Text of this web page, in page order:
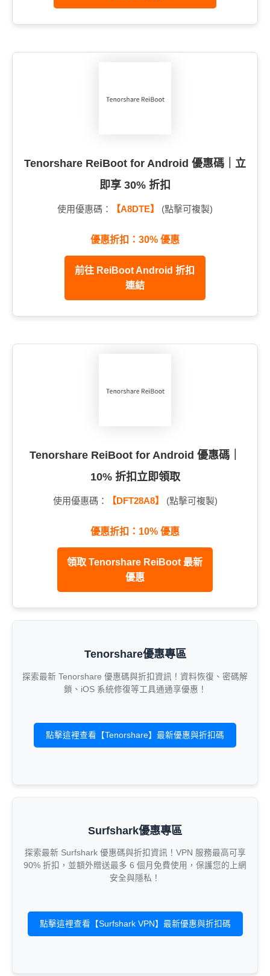
Tenorshare ReiBoot for Android 優惠碼｜立
即享 30% 折扣
使用優惠碼： 【A8DTE】 (點擊可複製)
優惠折扣：30% 優惠
前往 ReiBoot Android 折扣
連結
Tenorshare ReiBoot for Android 優惠碼｜
10% 折扣立即領取
使用優惠碼： 【DFT28A8】 (點擊可複製)
優惠折扣：10% 優惠
領取 Tenorshare ReiBoot 最新
優惠
Tenorshare優惠專區
探索最新 Tenorshare 優惠碼與折扣資訊！資料恢復、密碼解
鎖、iOS 系統修復等工具通通享優惠！
點擊這裡查看【Tenorshare】最新優惠與折扣碼
Surfshark優惠專區
探索最新 Surfshark 優惠碼與折扣資訊！VPN 服務最高可享
90% 折扣，並額外贈送最多 6 個月免費使用，保護您的上網
安全與隱私！
點擊這裡查看【Surfshark VPN】最新優惠與折扣碼